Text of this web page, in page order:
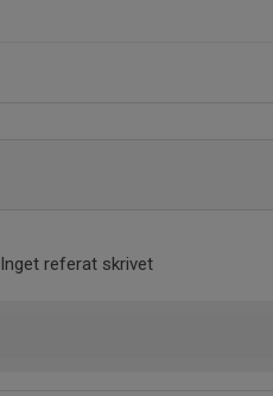
Inget referat skrivet